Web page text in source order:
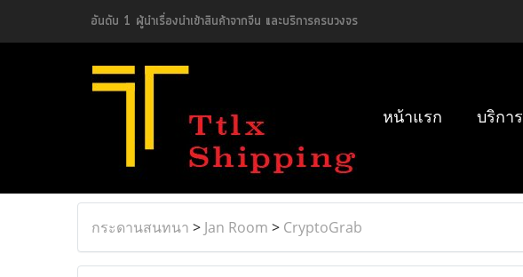
อันดับ 1 ผู้นำเรื่องนำเข้าสินค้าจากจีน และบริการครบวงจร
หน้าแรก บริการ
กระดานสนทนา > Jan Room > CryptoGrab